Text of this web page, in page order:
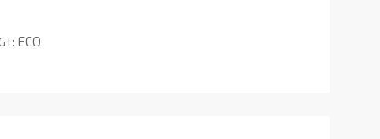
ECO